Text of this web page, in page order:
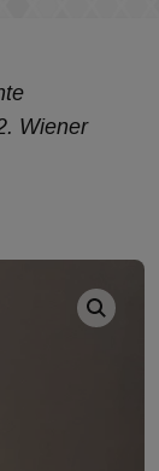
Wiener